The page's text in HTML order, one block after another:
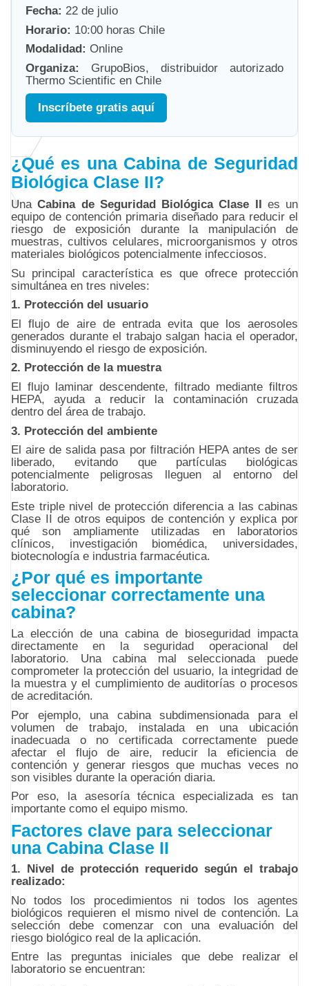
Fecha: 22 de julio
Horario: 10:00 horas Chile
Modalidad: Online
Organiza:
GrupoBios, distribuidor autorizado
Thermo Scientific en Chile
Inscríbete gratis aquí
¿Qué es una Cabina de Seguridad
Biológica Clase II?
UnaCabina de Seguridad Biológica Clase II es un
equipo de contención primaria diseñado para reducir el
riesgo de exposición durante la manipulación de
muestras, cultivos celulares, microorganismos y otros
materiales biológicos potencialmente infecciosos.
Su principal característica es que ofrece protección
simultánea en tres niveles:
1. Protección del usuario
El flujo de aire de entrada evita que los aerosoles
generados durante el trabajo salgan hacia el operador,
disminuyendo el riesgo de exposición.
2. Protección de la muestra
El flujo laminar descendente, filtrado mediante filtros
HEPA, ayuda a reducir la contaminación cruzada
dentro del área de trabajo.
3. Protección del ambiente
El aire de salida pasa por filtración HEPA antes de ser
liberado, evitando que partículas biológicas
potencialmente peligrosas lleguen al entorno del
laboratorio.
Este triple nivel de protección diferencia a las cabinas
Clase II de otros equipos de contención y explica por
qué son ampliamente utilizadas en laboratorios
clínicos, investigación biomédica, universidades,
biotecnología e industria farmacéutica.
¿Por qué es importante
seleccionar correctamente una
cabina?
La elección de una cabina de bioseguridad impacta
directamente en la seguridad operacional del
laboratorio. Una cabina mal seleccionada puede
comprometer la protección del usuario, la integridad de
la muestra y el cumplimiento de auditorías o procesos
de acreditación.
Por ejemplo, una cabina subdimensionada para el
volumen de trabajo, instalada en una ubicación
inadecuada o no certificada correctamente puede
afectar el flujo de aire, reducir la eficiencia de
contención y generar riesgos que muchas veces no
son visibles durante la operación diaria.
Por eso, la asesoría técnica especializada es tan
importante como el equipo mismo.
Factores clave para seleccionar
una Cabina Clase II
1. Nivel de protección requerido según el trabajo
realizado:
No todos los procedimientos ni todos los agentes
biológicos requieren el mismo nivel de contención. La
selección debe comenzar con una evaluación del
riesgo biológico real de la aplicación.
Entre las preguntas iniciales que debe realizar el
laboratorio se encuentran: